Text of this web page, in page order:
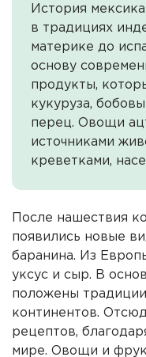
История
в традициях
материке до
основу
продукты,
кукуруза,
перец. Овощи
источниками
креветками,
После нашествия
появились новые
баранина. Из
уксус и сыр. В
положены
континентов.
рецептов,
мире. Овощи и